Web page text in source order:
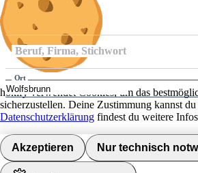
Anmelden
Beruf, Firma, Stichwort
Ort
Umkreis
Jobs finden
Anstellungsart
hokify verwendet Cookies, um das
sicherzustellen. Deine Zustimmung kannst
Datenschutzerklärung findest du weitere
Akzeptieren Nur technisch